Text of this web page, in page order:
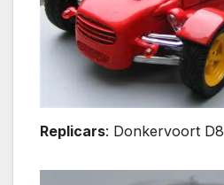
Replicars: Donkervoort D8